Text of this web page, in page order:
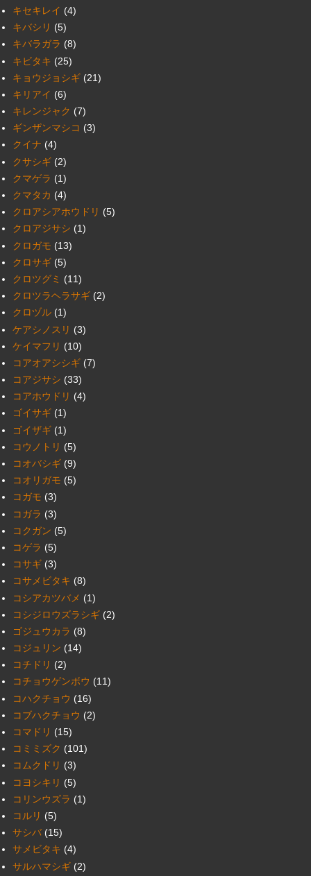
キセキレイ (4)
キバシリ (5)
キバラガラ (8)
キビタキ (25)
キョウジョシギ (21)
キリアイ (6)
キレンジャク (7)
ギンザンマシコ (3)
クイナ (4)
クサシギ (2)
クマゲラ (1)
クマタカ (4)
クロアシアホウドリ (5)
クロアジサシ (1)
クロガモ (13)
クロサギ (5)
クロツグミ (11)
クロツラヘラサギ (2)
クロヅル (1)
ケアシノスリ (3)
ケイマフリ (10)
コアオアシシギ (7)
コアジサシ (33)
コアホウドリ (4)
ゴイサギ (1)
ゴイザギ (1)
コウノトリ (5)
コオバシギ (9)
コオリガモ (5)
コガモ (3)
コガラ (3)
コクガン (5)
コゲラ (5)
コサギ (3)
コサメビタキ (8)
コシアカツバメ (1)
コシジロウズラシギ (2)
ゴジュウカラ (8)
コジュリン (14)
コチドリ (2)
コチョウゲンボウ (11)
コハクチョウ (16)
コブハクチョウ (2)
コマドリ (15)
コミミズク (101)
コムクドリ (3)
コヨシキリ (5)
コリンウズラ (1)
コルリ (5)
サシバ (15)
サメビタキ (4)
サルハマシギ (2)